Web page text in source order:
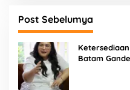
Post Sebelumya
Batam